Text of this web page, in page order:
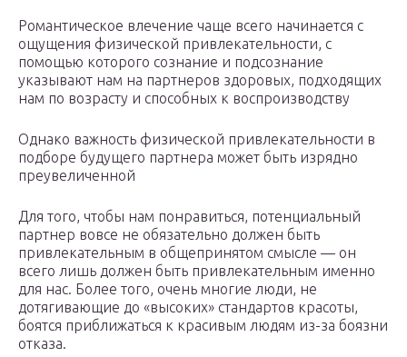
Романтическое влечение чаще всего начинается с
ощущения физической привлекательности, с
помощью которого сознание и подсознание
указывают нам на партнеров здоровых, подходящих
нам по возрасту и способных к воспроизводству
Однако важность физической привлекательности в
подборе будущего партнера может быть изрядно
преувеличенной
Для того, чтобы нам понравиться, потенциальный
партнер вовсе не обязательно должен быть
привлекательным в общепринятом смысле — он
всего лишь должен быть привлекательным именно
для нас. Более того, очень многие люди, не
дотягивающие до «высоких» стандартов красоты,
боятся приближаться к красивым людям из-за боязни
отказа.